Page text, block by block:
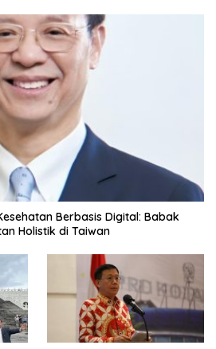
Berbasis Digital: Babak
Holistik di Taiwan